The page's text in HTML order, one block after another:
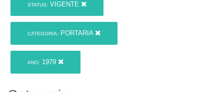
STATUS: VIGENTE
CATEGORIA: PORTARIA
ANO: 1979